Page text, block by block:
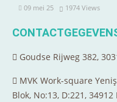
09 mei 25 1974 Views
Goudse Rijweg 382,
MVK Work-square
Blok, No:13, D:221,